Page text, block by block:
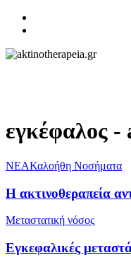
εγκέφαλος
NEAΚαλοήθη Νοσήματα
Η ακτινοθεραπεία
Μεταστατική νόσος
Εγκεφαλικές